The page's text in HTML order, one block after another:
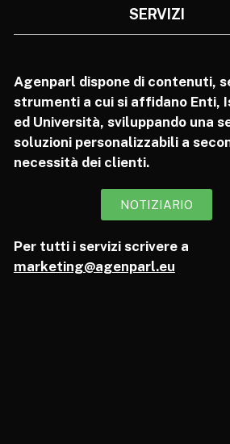
SERVIZI
Agenparl dispone di contenuti,
strumenti a cui si affidano Enti,
ed Università, sviluppando una
soluzioni personalizzabili a
necessità dei clienti.
NOTIZIARIO
Per tutti i servizi scrivere a
marketing@agenparl.eu